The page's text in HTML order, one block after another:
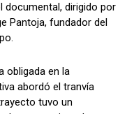
documental, dirigido por
Pantoja, fundador del
obligada en la
abordó el tranvía
tuvo un